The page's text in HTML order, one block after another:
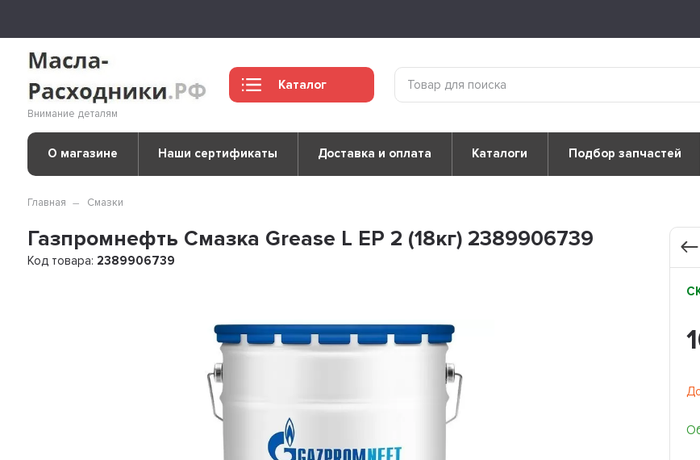
Внимание деталям
Каталог
О магазине Наши сертификаты Доставка и оплата Каталоги Подбор запчастей
Главная Смазки
Газпромнефть Смазка Grease L EP 2 (18кг) 2389906739
Код товара: 2389906739